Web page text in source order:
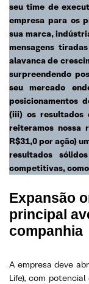
seu time de
empresa para os
sua marca,
mensagens
alavanca de
surpreendendo
seu mercado
posicionamentos
(iii) os resultados
reiteramos nossa
R$31,0 por ação)
resultados
competitivas,
Expansão
principal
companhia
A empresa deve
Life), com